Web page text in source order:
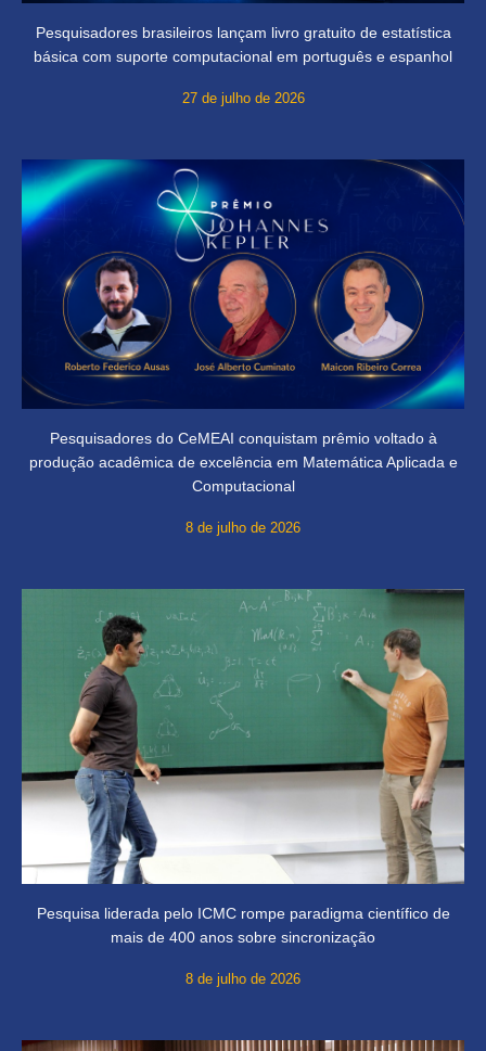
Pesquisadores brasileiros lançam livro gratuito de estatística
básica com suporte computacional em português e espanhol
27 de julho de 2026
Pesquisadores do CeMEAI conquistam prêmio voltado à
produção acadêmica de excelência em Matemática Aplicada e
Computacional
8 de julho de 2026
Pesquisa liderada pelo ICMC rompe paradigma científico de
mais de 400 anos sobre sincronização
8 de julho de 2026